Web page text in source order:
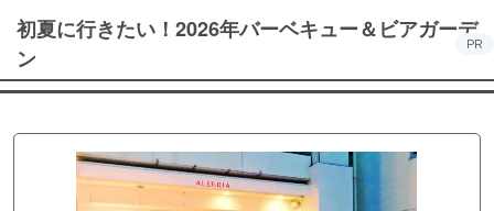
初夏に行きたい！2026年バーベキュー＆ビアガーデ
ン
PR